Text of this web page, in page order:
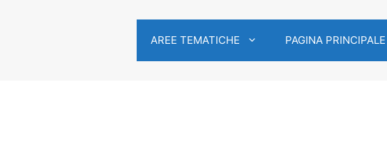
AREE TEMATICHE PAGINA PRINCIPALE